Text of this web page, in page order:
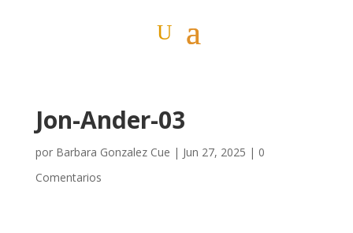
Jon-Ander-03
por Barbara Gonzalez Cue | Jun 27, 2025 | 0
Comentarios